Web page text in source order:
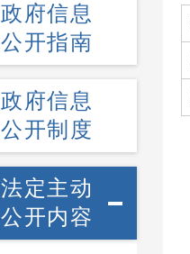
政府信息
公开指南
政府信息
公开制度
法定主动
公开内容